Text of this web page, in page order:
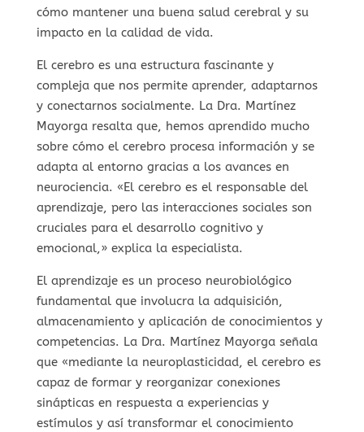
cómo mantener una buena salud cerebral y su
impacto en la calidad de vida.
El cerebro es una estructura fascinante y
compleja que nos permite aprender, adaptarnos
y conectarnos socialmente. La Dra. Martínez
Mayorga resalta que, hemos aprendido mucho
sobre cómo el cerebro procesa información y se
adapta al entorno gracias a los avances en
neurociencia. «El cerebro es el responsable del
aprendizaje, pero las interacciones sociales son
cruciales para el desarrollo cognitivo y
emocional,» explica la especialista.
El aprendizaje es un proceso neurobiológico
fundamental que involucra la adquisición,
almacenamiento y aplicación de conocimientos y
competencias. La Dra. Martínez Mayorga señala
que «mediante la neuroplasticidad, el cerebro es
capaz de formar y reorganizar conexiones
sinápticas en respuesta a experiencias y
estímulos y así transformar el conocimiento